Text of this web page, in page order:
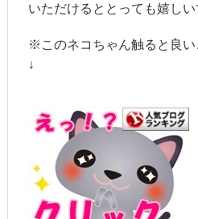
いただけるととっても嬉し
※このネコちゃん触ると良
↓